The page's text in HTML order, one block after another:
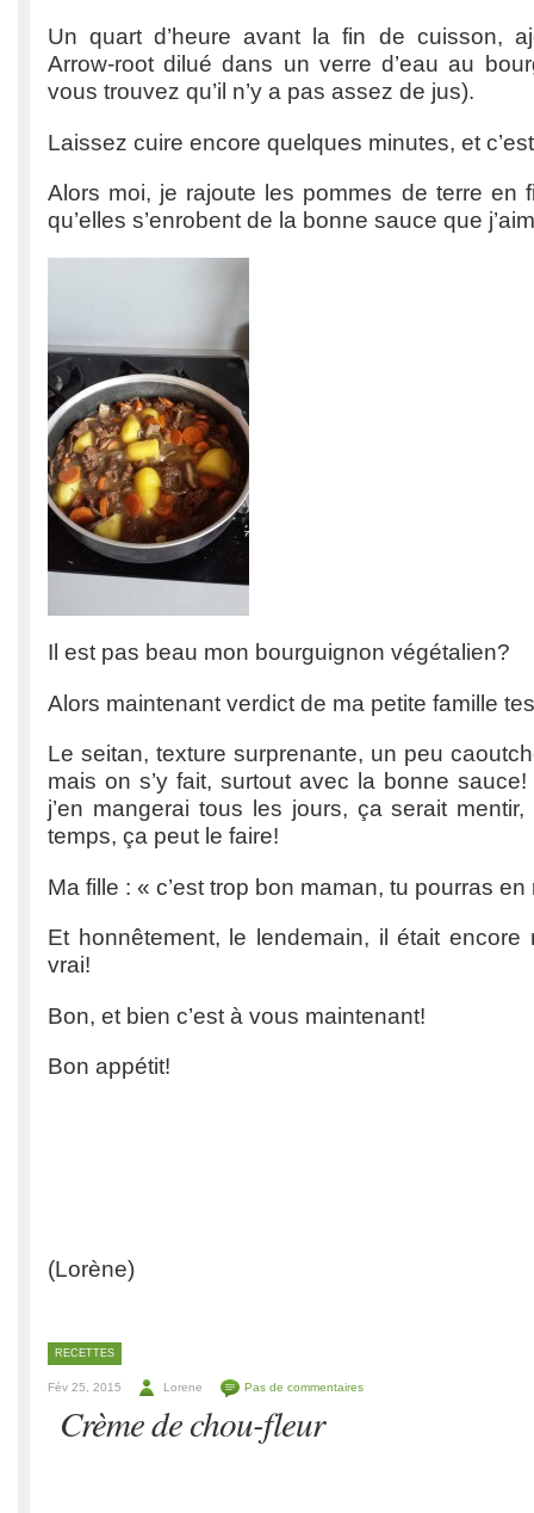
Un quart d’heure avant la fin de cuisson,
Arrow-root dilué dans un verre d’eau au
vous trouvez qu’il n’y a pas assez de jus).
Laissez cuire encore quelques minutes, et
Alors moi, je rajoute les pommes de terre en
qu’elles s’enrobent de la bonne sauce que
Il est pas beau mon bourguignon végétalien?
Alors maintenant verdict de ma petite famille
Le seitan, texture surprenante, un peu
mais on s’y fait, surtout avec la bonne
j’en mangerai tous les jours, ça serait
temps, ça peut le faire!
Ma fille : « c’est trop bon maman, tu pourras
Et honnêtement, le lendemain, il était encore
vrai!
Bon, et bien c’est à vous maintenant!
Bon appétit!
(Lorène)
RECETTES
Fév 25, 2015 Lorene Pas de commentaires
Crème de chou-fleur